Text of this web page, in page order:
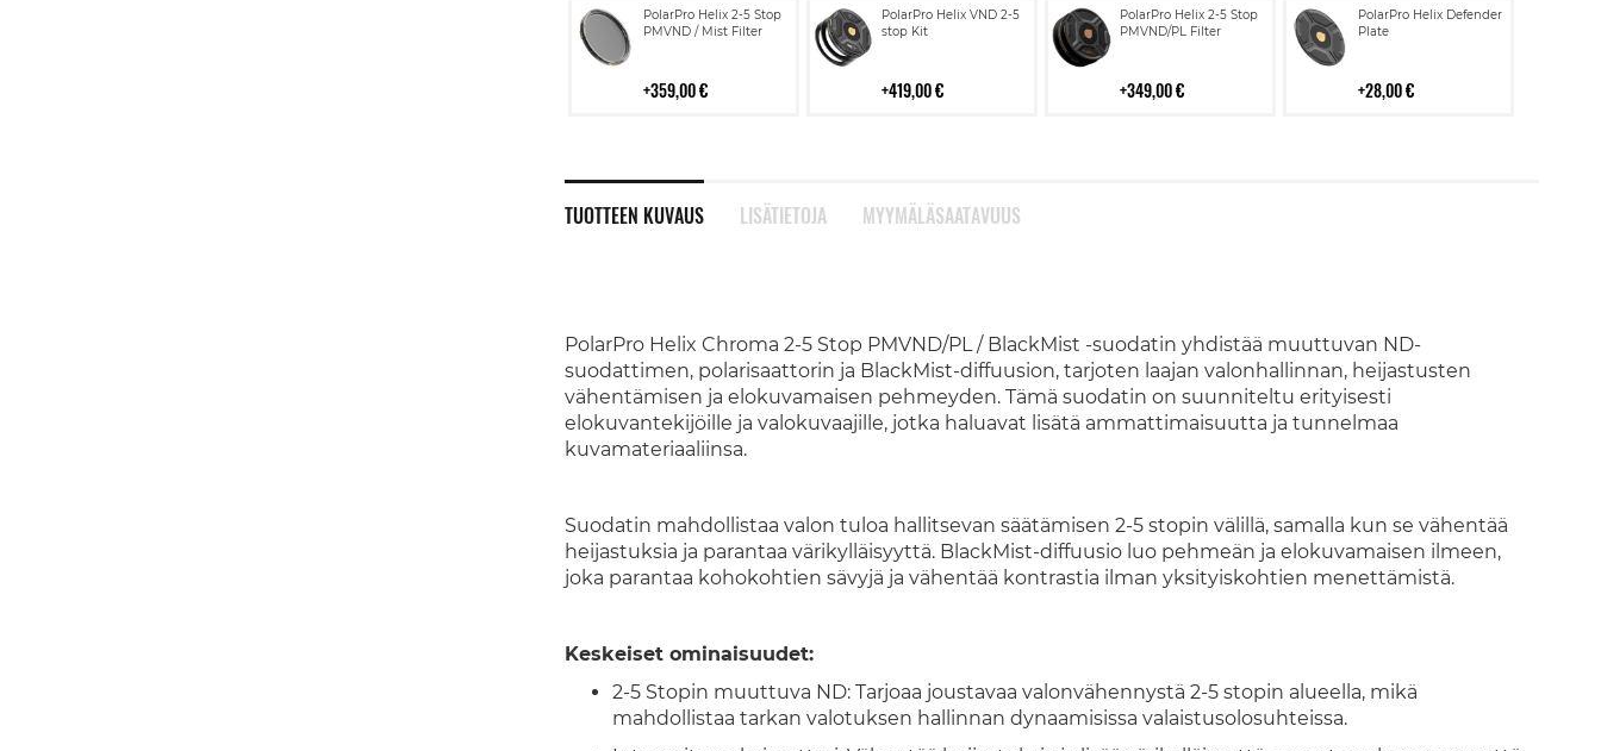
PolarPro Helix 2-5 Stop
PMVND / Mist Filter
359,00 €
Lisää
ostoskoriin
PolarPro Helix VND 2-5
stop Kit
419,00 €
Lisää
ostoskoriin
PolarPro Helix 2-5 Stop
PMVND/PL Filter
349,00 €
Lisää
ostoskoriin
PolarPro Helix Defender
Plate
28,00 €
Lisää
ostoskoriin
TUOTTEEN KUVAUS
PolarPro Helix Chroma 2-5 Stop PMVND/PL / BlackMist -suodatin yhdistää muuttuvan ND-
suodattimen, polarisaattorin ja BlackMist-diffuusion, tarjoten laajan valonhallinnan, heijastusten
vähentämisen ja elokuvamaisen pehmeyden. Tämä suodatin on suunniteltu erityisesti
elokuvantekijöille ja valokuvaajille, jotka haluavat lisätä ammattimaisuutta ja tunnelmaa
kuvamateriaaliinsa.
Suodatin mahdollistaa valon tuloa hallitsevan säätämisen 2-5 stopin välillä, samalla kun se vähentää
heijastuksia ja parantaa värikylläisyyttä. BlackMist-diffuusio luo pehmeän ja elokuvamaisen ilmeen,
joka parantaa kohokohtien sävyjä ja vähentää kontrastia ilman yksityiskohtien menettämistä.
Keskeiset ominaisuudet:
2-5 Stopin muuttuva ND: Tarjoaa joustavaa valonvähennystä 2-5 stopin alueella, mikä
mahdollistaa tarkan valotuksen hallinnan dynaamisissa valaistusolosuhteissa.
LISÄTIETOJA MYYMÄLÄSAATAVUUS